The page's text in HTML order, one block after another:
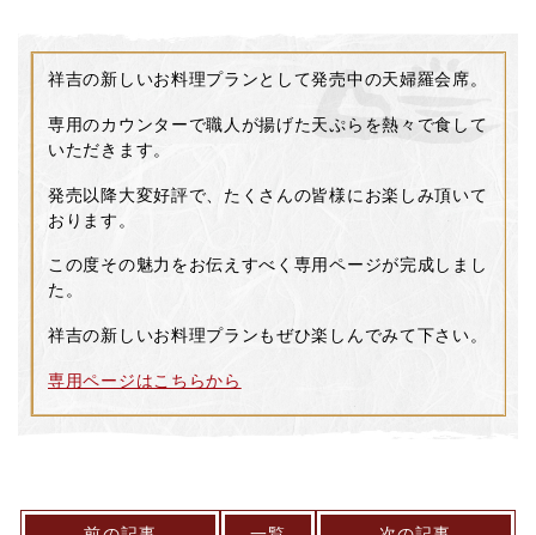
祥吉の新しいお料理プランとして発売中の天婦羅会席。
専用のカウンターで職人が揚げた天ぷらを熱々で食して
いただきます。
発売以降大変好評で、たくさんの皆様にお楽しみ頂いて
おります。
この度その魅力をお伝えすべく専用ページが完成しまし
た。
祥吉の新しいお料理プランもぜひ楽しんでみて下さい。
専用ページはこちらから